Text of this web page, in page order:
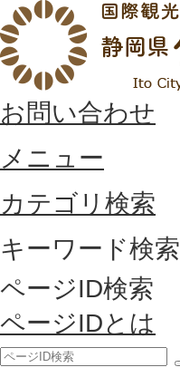
お問い合わせ
メニュー
カテゴリ検索
キーワード検索
ページID検索
ページIDとは